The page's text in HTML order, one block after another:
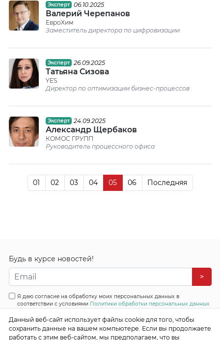
Эксперт 06.10.2025
Валерий Черепанов
ЕвроХим
Заместитель директора по цифровизации
Эксперт 26.09.2025
Татьяна Сизова
YES
Директор по оптимизации бизнес-процессов
Эксперт 24.09.2025
Александр Щербаков
КОМОС ГРУПП
Руководитель процессного офиса
01 02 03 04 05 06 Последняя
Будь в курсе новостей!
>
Я даю согласие на обработку моих персональных данных в
соответствии с условиями Политики обработки персональных данных
Все права защищены
© 2026 Эффективные бизнес системы
Данный веб-сайт использует файлы cookie для того, чтобы
сохранить данные на вашем компьютере. Если вы продолжаете
работать с этим веб-сайтом, мы предполагаем, что вы